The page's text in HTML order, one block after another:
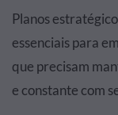
Planos
essenciais para
que precisam
e constante com